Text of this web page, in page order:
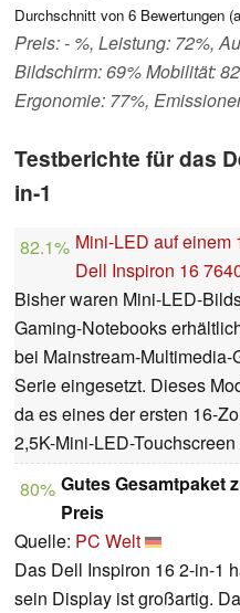
Durchschnitt von 6 Bewertungen
Preis: - %, Leistung: 72%,
Bildschirm: 69% Mobilität:
Ergonomie: 77%,
Testberichte für das
in-1
82.1% Mini-LED auf einem
Dell Inspiron 16
Bisher waren Mini-LED-
Gaming-Notebooks
bei Mainstream-
Serie eingesetzt. Dieses
da es eines der ersten 16-
2,5K-Mini-LED-Touchscreen
80% Gutes Gesamtpaket
Preis
Quelle: PC Welt
Das Dell Inspiron 16 2-in-1
sein Display ist großartig.